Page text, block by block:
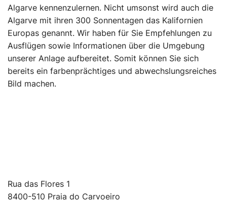
Algarve kennenzulernen. Nicht umsonst wird auch die
Algarve mit ihren 300 Sonnentagen das Kalifornien
Europas genannt. Wir haben für Sie Empfehlungen zu
Ausflügen sowie Informationen über die Umgebung
unserer Anlage aufbereitet. Somit können Sie sich
bereits ein farbenprächtiges und abwechslungsreiches
Bild machen.
Rua das Flores 1
8400-510 Praia do Carvoeiro